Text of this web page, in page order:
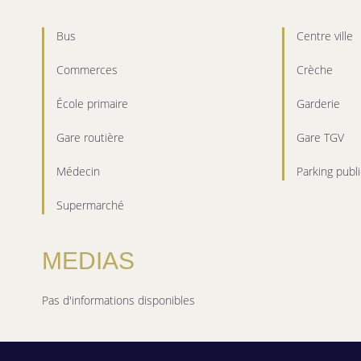
Bus Centre ville
Commerces Crèche
École primaire Garderie
Gare routière Gare TGV
Médecin Parking
Supermarché
MEDIAS
Pas d'informations disponibles